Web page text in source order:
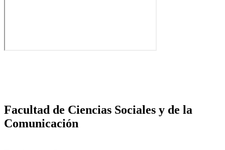
Facultad de Ciencias Sociales y de la
Comunicación